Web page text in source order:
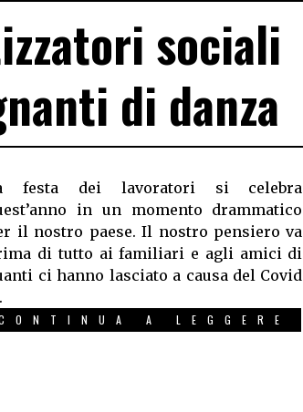
sociali
di danza
festa dei lavoratori si celebra
in un momento drammatico
il nostro paese. Il nostro pensiero va
di tutto ai familiari e agli amici di
ci hanno lasciato a causa del Covid
A LEGGERE